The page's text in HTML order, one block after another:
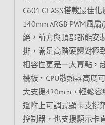
C601 GLASS搭載最佳
140mm ARGB PWM風
絕，前方與頂部都能安
排，滿足高階硬體對極
相容性更是一大賣點，
機板，CPU散熱器高度
大支援420mm，輕鬆容
還附上可調式顯卡支撐
控制器，也支援顯示卡